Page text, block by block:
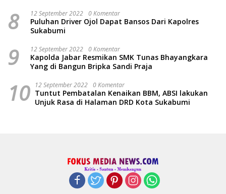
8 12 September 2022 0 Komentar
Puluhan Driver Ojol Dapat Bansos Dari Kapolres
Sukabumi
9 12 September 2022 0 Komentar
Kapolda Jabar Resmikan SMK Tunas Bhayangkara
Yang di Bangun Bripka Sandi Praja
10 12 September 2022 0 Komentar
Tuntut Pembatalan Kenaikan BBM, ABSI lakukan
Unjuk Rasa di Halaman DRD Kota Sukabumi